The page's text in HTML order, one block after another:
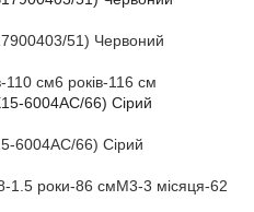
51) Червоний
110 см6 років-116 см
6004AC/66) Сірий
1.5 роки-86 смM3-3 місяця-62